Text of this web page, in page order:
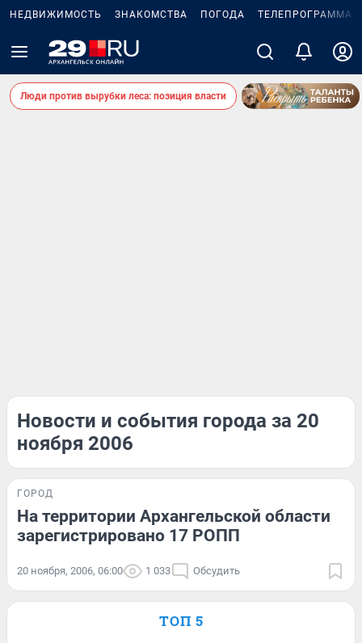
НЕДВИЖИМОСТЬ ЗНАКОМСТВА ПОГОДА ТЕЛЕПРОГРАММА
Люди против вырубки леса: позиция власти
Новости и события города за 20
ноября 2006
ГОРОД
На территории Архангельской области
зарегистрировано 17 РОПП
20 ноября, 2006, 06:00 1 033 Обсудить
ТОП 5